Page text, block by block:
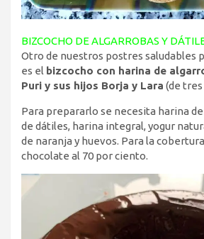
BIZCOCHO DE ALGARROBAS Y
Otro de nuestros postres saludables
es el bizcocho con harina de
Puri y sus hijos Borja y Lara (de tres
Para prepararlo se necesita harina
de dátiles, harina integral, yogur
de naranja y huevos. Para la
chocolate al 70 por ciento.